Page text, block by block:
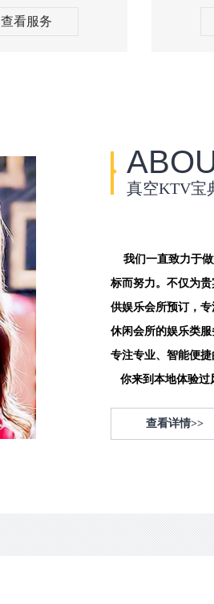
查看服务
真空KTV宝
我们一直致力于
标而努力。不仅为
供娱乐会所预订，
休闲会所的娱乐类
专注专业、智能便捷
你来到本地体验过
查看详情>>